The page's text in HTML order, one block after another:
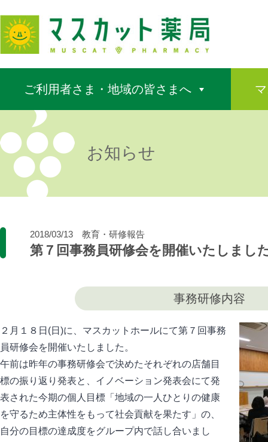
ご利用者さま・地域の皆さまへ
お知らせ
2018/03/13 教育・研修報告
第７回事務員研修会を開催いたしまし
事務研修内容
２月１８日(日)に、マスカットホールにて第７回事務
員研修会を開催いたしました。
午前は昨年の事務研修会で決めたそれぞれの店舗目
標の振り返り発表と、イノベーション発表会にて発
表された今期の個人目標「地域の一人ひとりの健康
を守るため主体性をもって社会貢献を果たす」の、
自分の目標の達成度をグループ内で話し合いまし